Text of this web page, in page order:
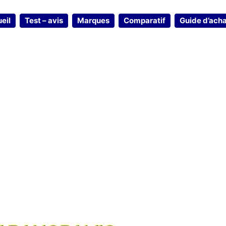
Test – avis Marques Comparatif Guide